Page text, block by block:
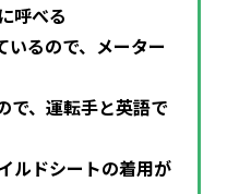
呼べる
いるので、メーター
で、運転手と英語で
ルドシートの着用が